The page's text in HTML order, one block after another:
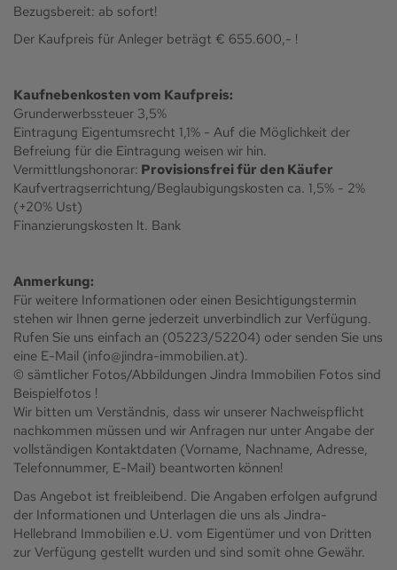
Bezugsbereit: ab sofort!
Der Kaufpreis für Anleger beträgt € 655.600,- !
Kaufnebenkosten vom Kaufpreis:
Grunderwerbssteuer 3,5%
Eintragung Eigentumsrecht 1,1% - Auf die Möglichkeit der
Befreiung für die Eintragung weisen wir hin.
Vermittlungshonorar: Provisionsfrei für den Käufer
Kaufvertragserrichtung/Beglaubigungskosten ca. 1,5% - 2%
(+20% Ust)
Finanzierungskosten lt. Bank
Anmerkung:
Für weitere Informationen oder einen Besichtigungstermin
stehen wir Ihnen gerne jederzeit unverbindlich zur Verfügung.
Rufen Sie uns einfach an (05223/52204) oder senden Sie uns
eine E-Mail (info@jindra-immobilien.at).
© sämtlicher Fotos/Abbildungen Jindra Immobilien Fotos sind
Beispielfotos !
Wir bitten um Verständnis, dass wir unserer Nachweispflicht
nachkommen müssen und wir Anfragen nur unter Angabe der
vollständigen Kontaktdaten (Vorname, Nachname, Adresse,
Telefonnummer, E-Mail) beantworten können!
Das Angebot ist freibleibend. Die Angaben erfolgen aufgrund
der Informationen und Unterlagen die uns als Jindra-
Hellebrand Immobilien e.U. vom Eigentümer und von Dritten
zur Verfügung gestellt wurden und sind somit ohne Gewähr.